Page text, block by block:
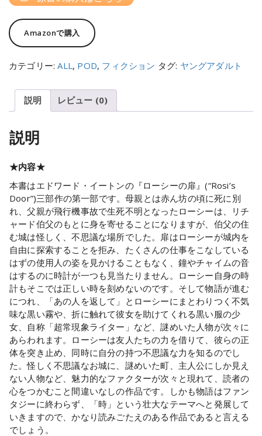
Amazonで購入
カテゴリー:ALL , POD, フィクション タグ: ヤングアダルト
説明 レビュー (0)
説明
★内容★
本書はエドワード・イートンの『ローシーの扉』(“Rosi’s
Door”)三部作の第一部です。母親とは赤ん坊の頃に死に別
れ、父親が飛行機事故で生死不明となったローシーは、リチ
ャード伯父のもとに身を寄せることになりますが、伯父の住
む城は怪しく、不思議な場所でした。扉はローシーが城内を
自由に探索することを拒み、たくさんの仕事をこなしている
はずの使用人の姿を見かけることもなく、鐘やチャイムの音
はするのに時計が一つも見当たりません。ローシー自身の時
計もそこでは正しい時を刻めないのです。そして物語が進む
につれ、「あの人を返して」とローシーにまとわりつく不気
味な黒い霧や、折に触れて彼女を助けてくれる黒い服の少
女、自称「超常現象ライター」など、謎めいた人物が次々に
あらわれます。ローシーは友人たちの力を借りて、彼らの正
体を突き止め、同時に自分の持つ不思議な力を知るのでし
た。怪しく不思議なお城に、謎めいた町、主人公にしか見え
ない人物など、魅力的なファクターが次々と現れて、読者の
心をつかむこと間違いなしの作品です。しかも物語はファン
タジーに終わらず、「時」という壮大なテーマへと発展して
いきますので、かなり読みごたえのある作品であると言える
でしょう。